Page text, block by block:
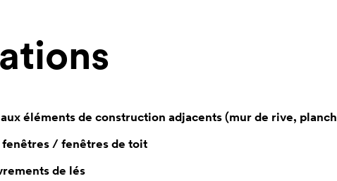
éléments de construction adjacents (mur de rive,
fenêtres /fenêtresde toit
de lés